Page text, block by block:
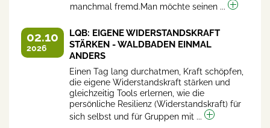
manchmal fremd.Man möchte seinen ...
02.10
2026
LQB: EIGENE WIDERSTANDSKRAFT
STÄRKEN - WALDBADEN EINMAL
ANDERS
Einen Tag lang durchatmen, Kraft schöpfen,
die eigene Widerstandskraft stärken und
gleichzeitig Tools erlernen, wie die
persönliche Resilienz (Widerstandskraft) für
sich selbst und für Gruppen mit ...